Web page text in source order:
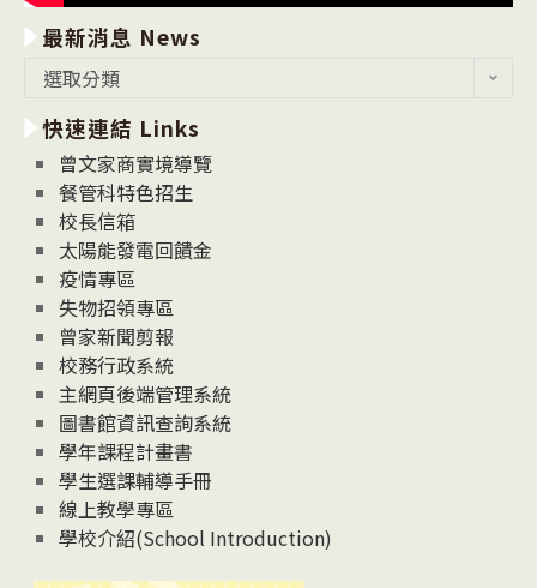
最新消息 News
消
息
News
選取分類
快速連結 Links
曾文家商實境導覽
餐管科特色招生
校長信箱
太陽能發電回饋金
疫情專區
失物招領專區
曾家新聞剪報
校務行政系統
主網頁後端管理系統
圖書館資訊查詢系統
學年課程計畫書
學生選課輔導手冊
線上教學專區
學校介紹(School Introduction)